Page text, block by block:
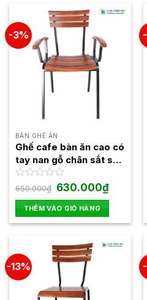
-3%
BÀN GHẾ ĂN
Ghế cafe bàn ăn cao có
tay nan gỗ chân sắt sơn
tĩnh điện ghế Moon 01
Được
hạng
0
5
650.000₫ Giá
gốc
là:
650.000₫.
630.000₫Giá
hiện
tại
là:
630.000₫.
THÊM VÀO GIỎ HÀNG
-13%